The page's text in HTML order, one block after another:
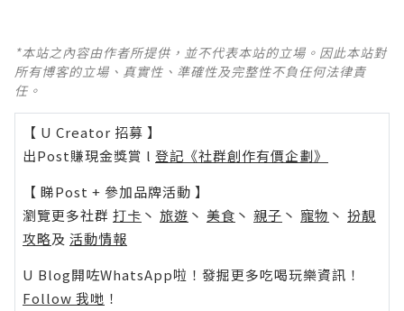
*本站之內容由作者所提供，並不代表本站的立場。因此本站對
所有博客的立場、真實性、準確性及完整性不負任何法律責
任。
【 U Creator 招募 】
出Post賺現金獎賞 l 登記《社群創作有價企劃》
【 睇Post + 參加品牌活動 】
瀏覽更多社群 打卡 丶 旅遊 丶 美食 丶 親子 丶 寵物 丶 扮靚
攻略及 活動情報
U Blog開咗WhatsApp啦！發掘更多吃喝玩樂資訊！
Follow 我哋 ！